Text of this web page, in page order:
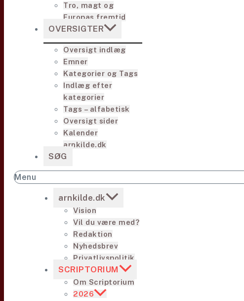
Tro, magt og
Europas fremtid
OVERSIGTER
Oversigt indlæg
Emner
Kategorier og Tags
Indlæg efter
kategorier
Tags – alfabetisk
Oversigt sider
Kalender
arnkilde.dk
SØG
Menu
arnkilde.dk
Vision
Vil du være med?
Redaktion
Nyhedsbrev
Privatlivspolitik
SCRIPTORIUM
Om Scriptorium
2026